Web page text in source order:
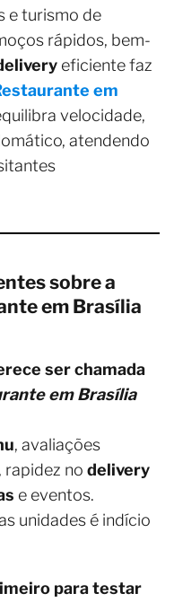
e turismo de
rápidos, bem-
eficiente faz
em
velocidade,
atendendo
sobre a
em Brasília
ser chamada
em Brasília
, avaliações
no delivery
e eventos.
unidades é indício
para testar